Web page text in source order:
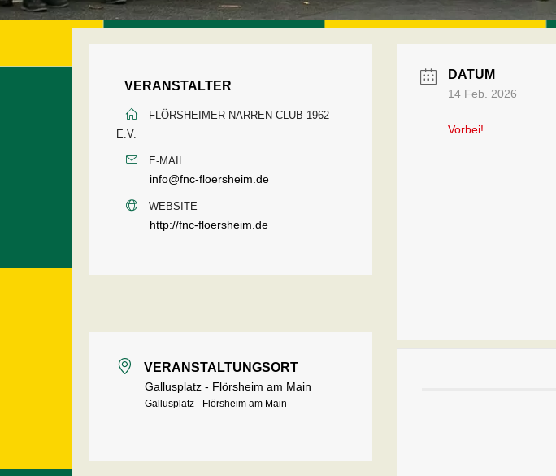
VERANSTALTER
FLÖRSHEIMER NARREN CLUB 1962
E.V.
E-MAIL
info@fnc-floersheim.de
WEBSITE
http://fnc-floersheim.de
VERANSTALTUNGSORT
Gallusplatz - Flörsheim am Main
Gallusplatz - Flörsheim am Main
DATUM
14 Feb. 2026
Vorbei!